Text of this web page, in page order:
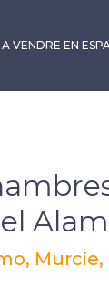
A VENDRE EN